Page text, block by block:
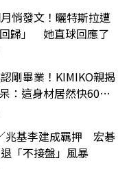
悄發文！曬特斯拉遭
歸」 她直球回應了
剛畢業！KIMIKO親揭
：這身材居然快60公
兆基李建成羈押 宏碁
「不接盤」風暴